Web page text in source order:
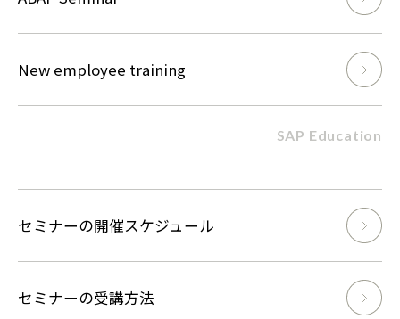
New employee training
SAP Education
セミナーの開催スケジュール
セミナーの受講方法